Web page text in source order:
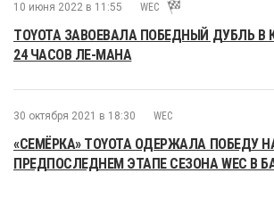
10 июня 2022 в 11:55 WEC
TOYOTA ЗАВОЕВАЛА ПОБЕДНЫЙ ДУБЛЬ
24 ЧАСОВ ЛЕ-МАНА
30 октября 2021 в 18:30 WEC
«СЕМЁРКА» TOYOTA ОДЕРЖАЛА ПОБЕДУ
ПРЕДПОСЛЕДНЕМ ЭТАПЕ СЕЗОНА WEC В